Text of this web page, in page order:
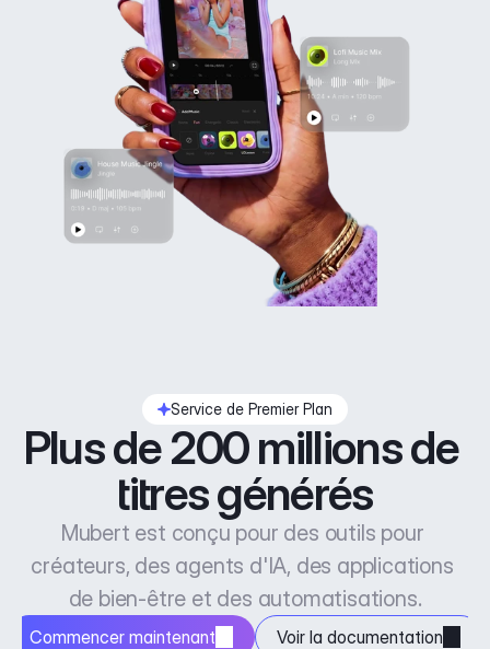
Service de Premier Plan
Plus de 200 millions de
titres générés
Mubert est conçu pour des outils pour
créateurs, des agents d'IA, des applications
de bien-être et des automatisations.
Commencer maintenant Voir la documentation